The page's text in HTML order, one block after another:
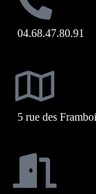
04.68.47.80.91
5 rue des